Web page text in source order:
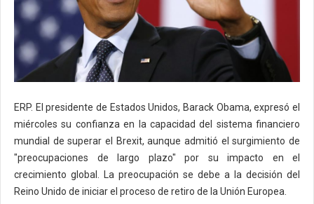
ERP. El presidente de Estados Unidos, Barack Obama, expresó el
miércoles su confianza en la capacidad del sistema financiero
mundial de superar el Brexit, aunque admitió el surgimiento de
"preocupaciones de largo plazo" por su impacto en el
crecimiento global. La preocupación se debe a la decisión del
Reino Unido de iniciar el proceso de retiro de la Unión Europea.